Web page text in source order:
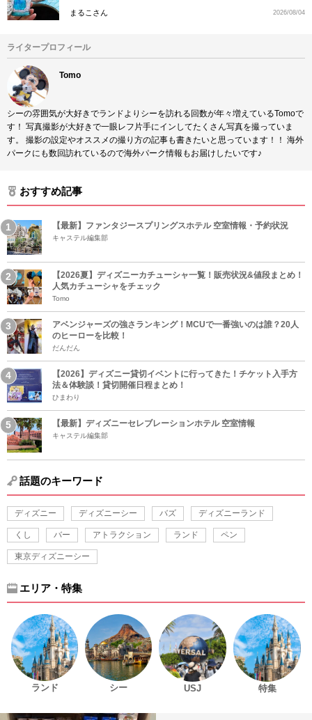
まるこさん 2026/08/04
ライタープロフィール
Tomo
シーの雰囲気が大好きでランドよりシーを訪れる回数が年々増えているTomoで
す！ 写真撮影が大好きで一眼レフ片手にインしてたくさん写真を撮っていま
す。 撮影の設定やオススメの撮り方の記事も書きたいと思っています！！ 海外
パークにも数回訪れているので海外パーク情報もお届けしたいです♪
おすすめ記事
【最新】ファンタジースプリングスホテル 空室情報・予約状況
キャステル編集部
【2026夏】ディズニーカチューシャ一覧！販売状況&値段まとめ！
人気カチューシャをチェック
Tomo
アベンジャーズの強さランキング！MCUで一番強いのは誰？20人
のヒーローを比較！
だんだん
【2026】ディズニー貸切イベントに行ってきた！チケット入手方
法＆体験談！貸切開催日程まとめ！
ひまわり
【最新】ディズニーセレブレーションホテル 空室情報
キャステル編集部
話題のキーワード
ディズニー ディズニーシー バズ ディズニーランド
くし バー アトラクション ランド ペン
東京ディズニーシー
エリア・特集
ランド シー USJ 特集